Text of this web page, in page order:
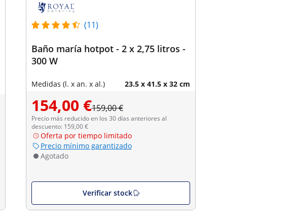
(11)
Baño maría hotpot - 2 x 2,75 litros -
300 W
Medidas (l. x an. x al.) 23.5 x 41.5 x 32 cm
154,00 €159,00 €
Precio más reducido en los 30 días anteriores al
descuento: 159,00 €
Oferta por tiempo limitado
Precio mínimo garantizado
Agotado
Verificar stock